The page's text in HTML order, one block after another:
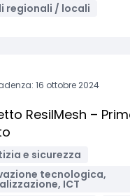
regionali / locali
16 ottobre 2024
ResilMesh –
e sicurezza
tecnologica,
ICT